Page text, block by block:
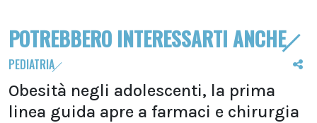
POTREBBERO INTERESSARTI ANCHE
PEDIATRIA
Obesità negli adolescenti, la prima
linea guida apre a farmaci e chirurgia